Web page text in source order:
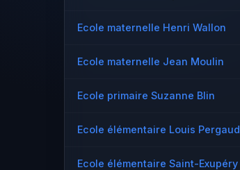
Ecole maternelle Henri Wallon
Ecole maternelle Jean Moulin
Ecole primaire Suzanne Blin
Ecole élémentaire Louis Pergaud
Ecole élémentaire Saint-Exupéry